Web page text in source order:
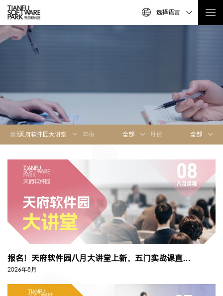
选择语言
类型天府软件园大讲堂 年份 全部 月份 全部
报名！天府软件园八月大讲堂上新，五门实战课直击企业真问题
2026年8月